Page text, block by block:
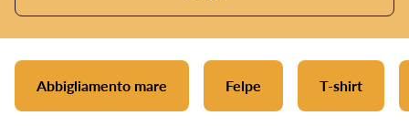
Abbigliamento mare Felpe T-shirt